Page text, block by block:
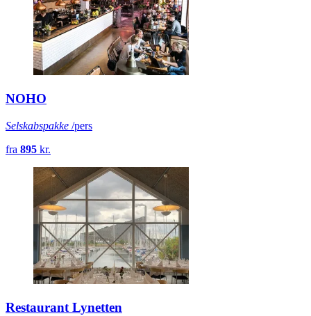
NOHO
Selskabspakke /pers
fra 895 kr.
Restaurant Lynetten